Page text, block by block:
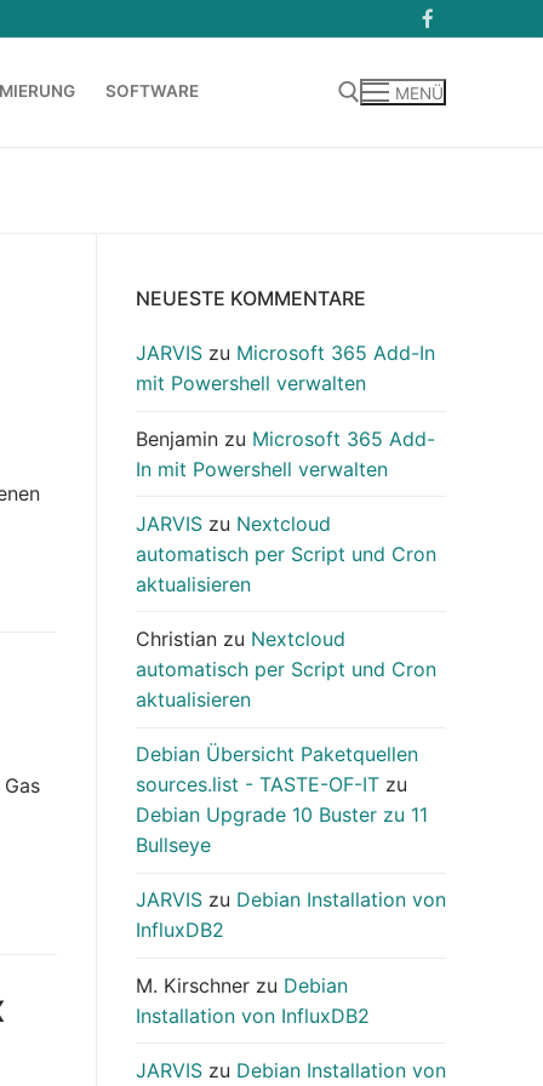
SOFTWARE MENÜ
NEUESTE KOMMENTARE
JARVIS zu Microsoft 365 Add-In
mit Powershell verwalten
Benjamin zu Microsoft 365 Add-
In mit Powershell verwalten
JARVIS zu Nextcloud
automatisch per Script und Cron
aktualisieren
Christian zu Nextcloud
automatisch per Script und Cron
aktualisieren
Debian Übersicht Paketquellen
sources.list - TASTE-OF-IT zu
Debian Upgrade 10 Buster zu 11
Bullseye
JARVIS zu Debian Installation von
InfluxDB2
M. Kirschner zu Debian
Installation von InfluxDB2
JARVIS zu Debian Installation von